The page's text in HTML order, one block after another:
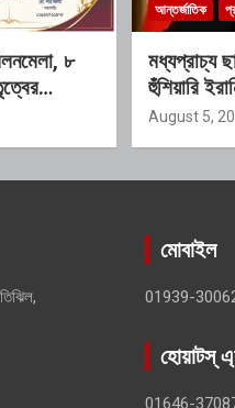
৮
আন্তর্জাতিক
মধ্যপ্রাচ্য
হুঁশিয়ারি
August 5,
মোবাইল
01939-
হোয়াটস্
01646-